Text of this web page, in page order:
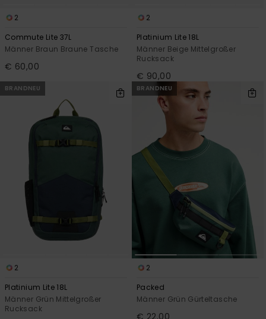
2
Commute Lite 37L
Männer Braun Braune Tasche
€ 60,00
2
Platinium Lite 18L
Männer Beige Mittelgroßer
Rucksack
€ 90,00
BRANDNEU
2
Platinium Lite 18L
Männer Grün Mittelgroßer
Rucksack
BRANDNEU
2
Packed
Männer Grün Gürteltasche